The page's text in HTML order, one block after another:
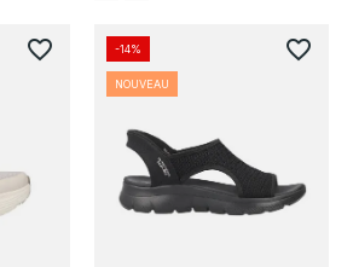
favorite_border -14%
NOUVEAU
favorite_border